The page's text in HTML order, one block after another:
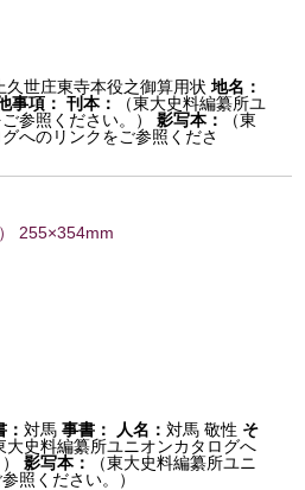
上久世庄東寺本役之御算用状地名：
事項： 刊本：
（東大史料編纂所ユ
参照ください。）
影写本：
（東
へのリンクをご参照くださ
） 255×354mm
：対馬 事書： 人名：対馬 敬性 そ
大史料編纂所ユニオンカタログへ
影写本：
（東大史料編纂所ユニ
照ください。）